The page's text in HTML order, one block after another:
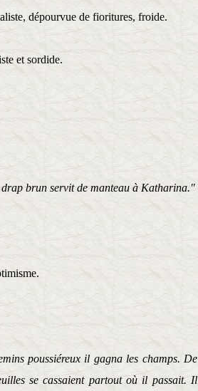
dépourvue de fioritures, froide.
et sordide.
brun servit de manteau à Katharina."
poussiéreux il gagna les champs. De
se cassaient partout où il passait. Il